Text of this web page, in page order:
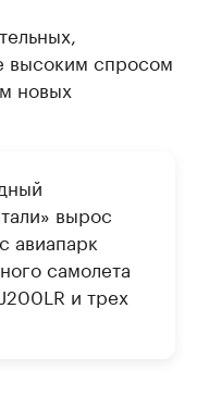
высоким спросом
новых
вырос
авиапарк
самолета
и трех